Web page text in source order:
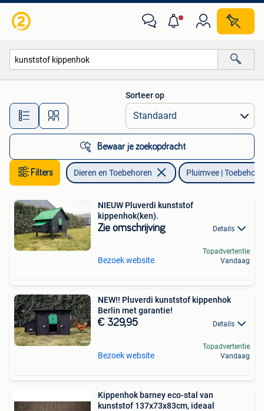
Alle afstanden…
Sorteer op
Bewaar je zoekopdracht
Filters Dieren en Toebehoren Pluimvee |
NIEUW Pluverdi kunststof
kippenhok(ken).
Zie omschrijving Details
Bezoek website
Topadvertentie
Vandaag
NEW!! Pluverdi kunststof kippenhok
Berlin met garantie!
€ 329,95 Details
Bezoek website
Topadvertentie
Vandaag
Kippenhok barney eco-stal van
kunststof 137x73x83cm, ideaal